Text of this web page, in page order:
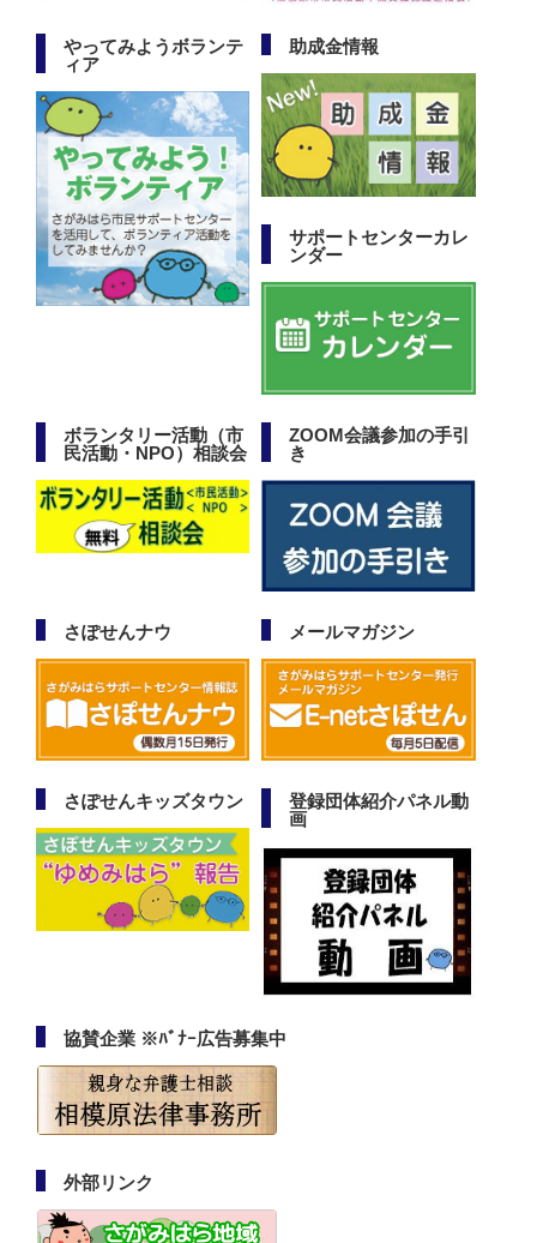
やってみようボランテ
ィア
助成金情報
サポートセンターカレ
ンダー
ボランタリー活動（市
民活動・NPO）相談会
ZOOM会議参加の手引
き
さぽせんナウ メールマガジン
さぽせんキッズタウン
登録団体紹介パネル動
画
協賛企業 ※ﾊﾞﾅｰ広告募集中
外部リンク